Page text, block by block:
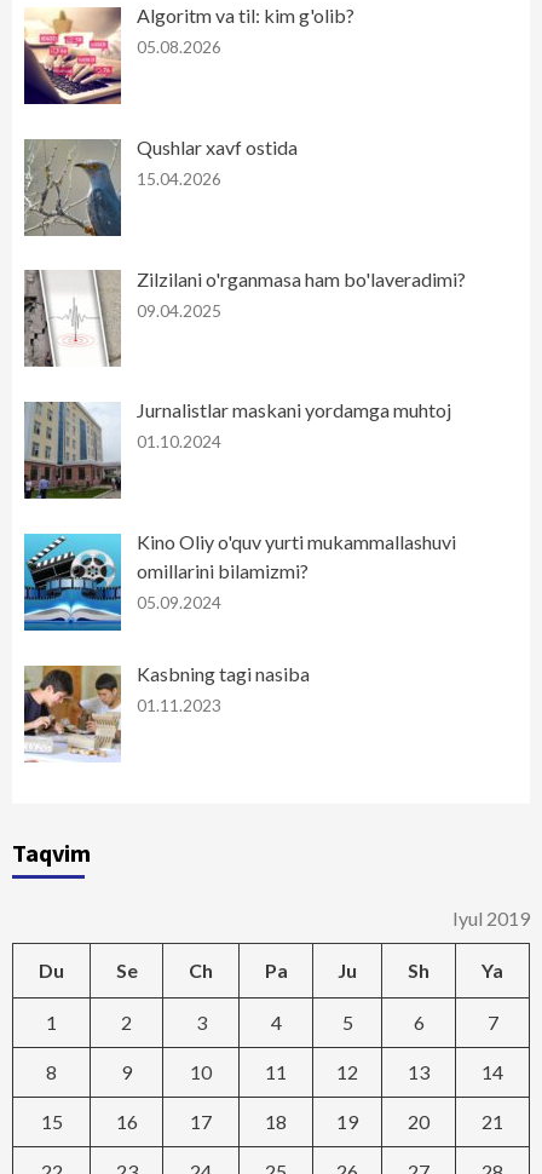
Algoritm va til: kim g'olib?
05.08.2026
Qushlar xavf ostida
15.04.2026
Zilzilani o'rganmasa ham bo'laveradimi?
09.04.2025
Jurnalistlar maskani yordamga muhtoj
01.10.2024
Kino Oliy o'quv yurti mukammallashuvi
omillarini bilamizmi?
05.09.2024
Kasbning tagi nasiba
01.11.2023
Taqvim
Iyul 2019
Du Se Ch Pa Ju Sh Ya
1 2 3 4 5 6 7
8 9 10 11 12 13 14
15 16 17 18 19 20 21